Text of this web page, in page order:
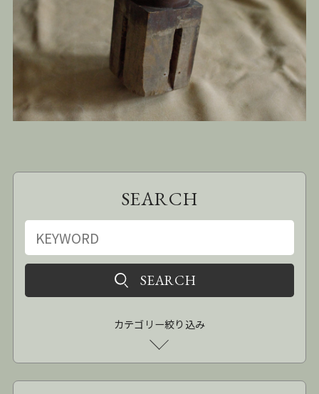
SEARCH
カテゴリー絞り込み